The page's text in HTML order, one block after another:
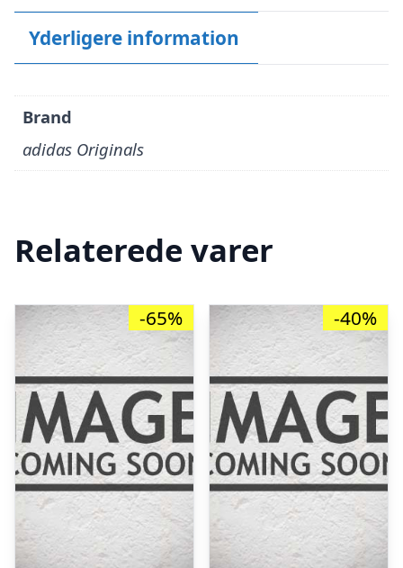
Yderligere information
Brand
adidas Originals
Relaterede varer
-65% -40%